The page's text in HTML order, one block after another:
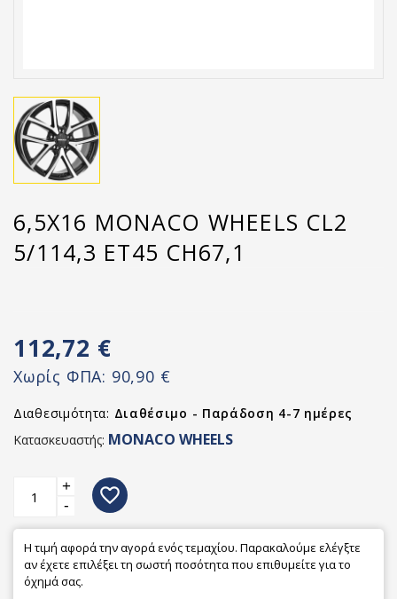
6,5X16 MONACO WHEELS CL2
5/114,3 ET45 CH67,1
112,72 €
Χωρίς ΦΠΑ: 90,90 €
Διαθεσιμότητα: Διαθέσιμο - Παράδοση 4-7 ημέρες
Κατασκευαστής: MONACO WHEELS
+
-
favorite_border
Η τιμή αφορά την αγορά ενός τεμαχίου. Παρακαλούμε ελέγξτε
αν έχετε επιλέξει τη σωστή ποσότητα που επιθυμείτε για το
όχημά σας.